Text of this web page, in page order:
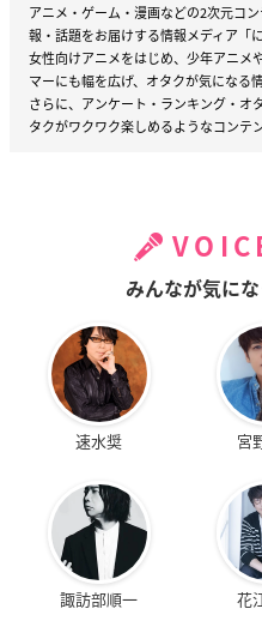
アニメ・ゲーム・漫画などの2次元コ
報・話題をお届けする情報メディア「
女性向けアニメをはじめ、少年アニメ
マーにも幅を広げ、オタクが気になる
さらに、アンケート・ランキング・オ
タクがワクワク楽しめるようなコンテ
みんなが気に
速水奨 宮
諏訪部順一 花